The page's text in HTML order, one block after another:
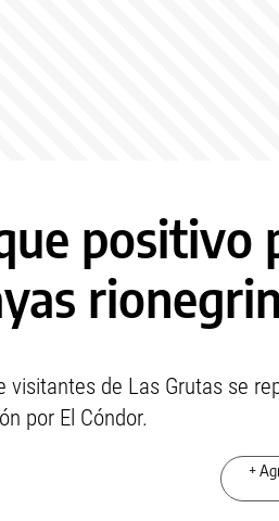
positivo
visitantes de Las Grutas se
por El Cóndor.
+